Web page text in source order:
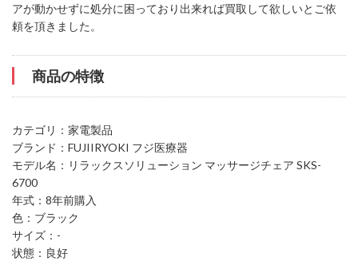
アが動かせずに処分に困っており出来れば買取して欲しいとご依
頼を頂きました。
商品の特徴
カテゴリ：家電製品
ブランド：FUJIIRYOKI フジ医療器
モデル名：リラックスソリューション マッサージチェア SKS-
6700
年式：8年前購入
色：ブラック
サイズ：-
状態：良好